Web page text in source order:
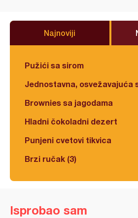
Najnoviji
Pužići sa sirom
Jednostavna, osvežavajuća
Brownies sa jagodama
Hladni čokoladni dezert
Punjeni cvetovi tikvica
Brzi ručak (3)
Isprobao sam